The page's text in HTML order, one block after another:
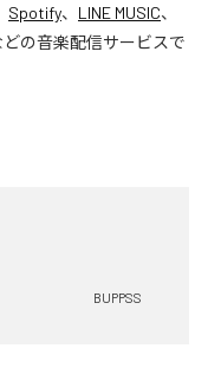
Spotify、 LINE MUSIC、
どの音楽配信サービスで
BUPPSS